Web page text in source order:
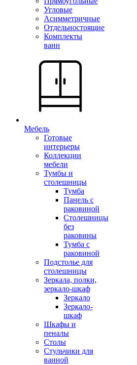
Угловые
Асимметричные
Отдельностоящие
Комплекты
ванн
Мебель
Готовые
интерьеры
Коллекции
мебели
Тумбы и
столешницы
Тумба
Панель с
раковиной
Столешницы
без
раковины
Тумба с
раковиной
Подстолье для
столешницы
Зеркала, полки,
зеркало-шкаф
Зеркало
Зеркало-
шкаф
Шкафы и
пеналы
Столы
Стульчики для
ванной